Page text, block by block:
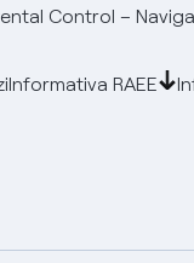
Control –
Informativa RAEE